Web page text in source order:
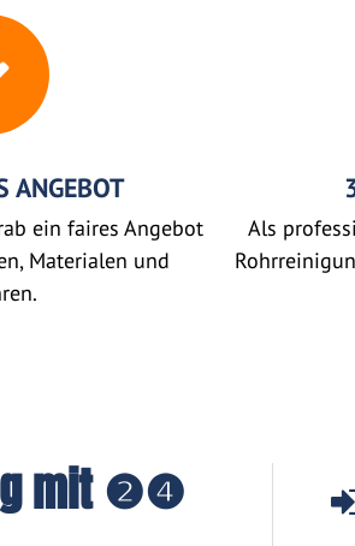
ANGEBOT
ein faires Angebot
Materialen und
Als
mit ❷❹